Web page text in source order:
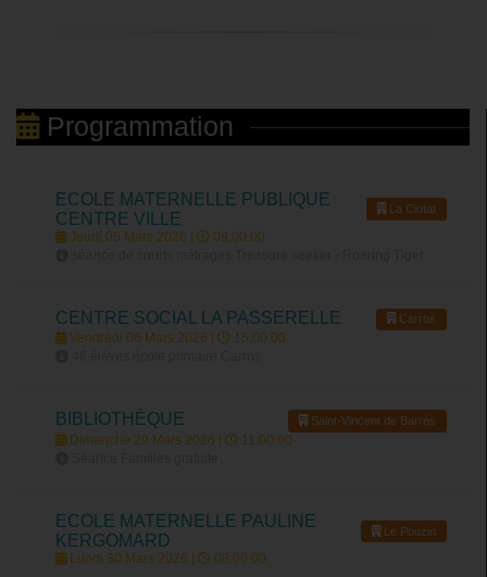
Programmation
ECOLE MATERNELLE PUBLIQUE
CENTRE VILLE
La Ciotat
Jeudi 05 Mars 2026 |
09:00:00
CENTRE SOCIAL LA PASSERELLE Carros
Vendredi 06 Mars 2026 |
15:00:00
BIBLIOTHÈQUE Saint-Vincent de Barrès
Dimanche 29 Mars 2026 |
11:00:00
ECOLE MATERNELLE PAULINE
KERGOMARD
Le Pouzin
Lundi 30 Mars 2026 | 08:00:00